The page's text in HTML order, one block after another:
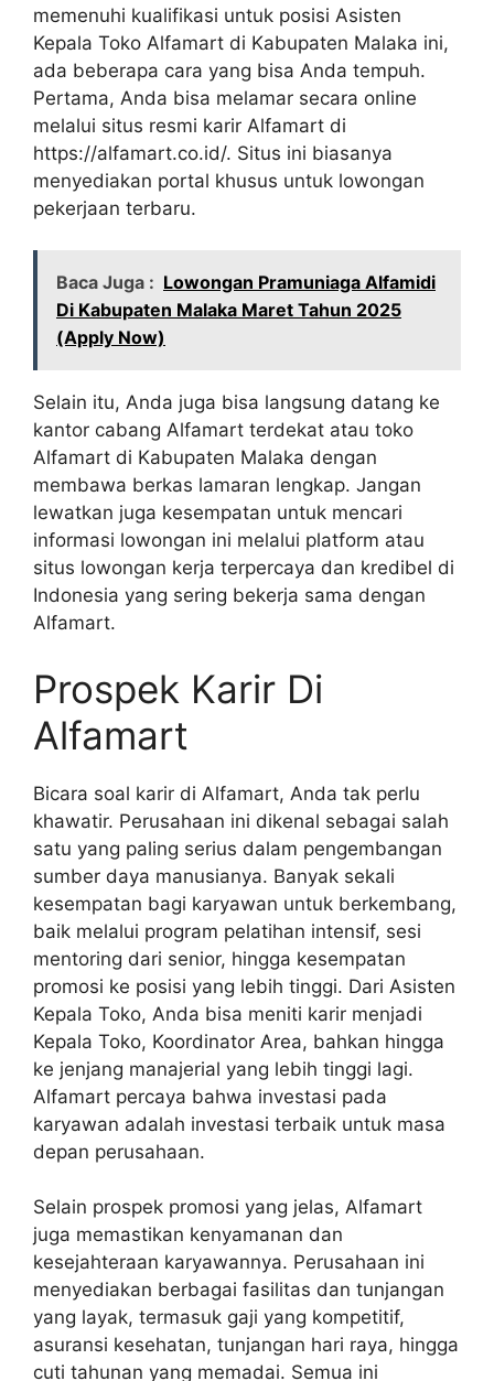
memenuhi kualifikasi untuk posisi Asisten
Kepala Toko Alfamart di Kabupaten Malaka ini,
ada beberapa cara yang bisa Anda tempuh.
Pertama, Anda bisa melamar secara online
melalui situs resmi karir Alfamart di
https://alfamart.co.id/. Situs ini biasanya
menyediakan portal khusus untuk lowongan
pekerjaan terbaru.
Baca Juga : Lowongan Pramuniaga Alfamidi
Di Kabupaten Malaka Maret Tahun 2025
(Apply Now)
Selain itu, Anda juga bisa langsung datang ke
kantor cabang Alfamart terdekat atau toko
Alfamart di Kabupaten Malaka dengan
membawa berkas lamaran lengkap. Jangan
lewatkan juga kesempatan untuk mencari
informasi lowongan ini melalui platform atau
situs lowongan kerja terpercaya dan kredibel di
Indonesia yang sering bekerja sama dengan
Alfamart.
Prospek Karir Di
Alfamart
Bicara soal karir di Alfamart, Anda tak perlu
khawatir. Perusahaan ini dikenal sebagai salah
satu yang paling serius dalam pengembangan
sumber daya manusianya. Banyak sekali
kesempatan bagi karyawan untuk berkembang,
baik melalui program pelatihan intensif, sesi
mentoring dari senior, hingga kesempatan
promosi ke posisi yang lebih tinggi. Dari Asisten
Kepala Toko, Anda bisa meniti karir menjadi
Kepala Toko, Koordinator Area, bahkan hingga
ke jenjang manajerial yang lebih tinggi lagi.
Alfamart percaya bahwa investasi pada
karyawan adalah investasi terbaik untuk masa
depan perusahaan.
Selain prospek promosi yang jelas, Alfamart
juga memastikan kenyamanan dan
kesejahteraan karyawannya. Perusahaan ini
menyediakan berbagai fasilitas dan tunjangan
yang layak, termasuk gaji yang kompetitif,
asuransi kesehatan, tunjangan hari raya, hingga
cuti tahunan yang memadai. Semua ini